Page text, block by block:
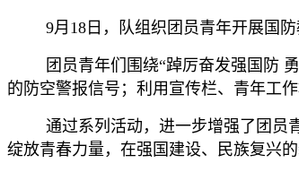
9月18日，队组织团员青年开展国防
团员青年们围绕“踔厉奋发强国防
的防空警报信号；利用宣传栏、青年工
通过系列活动，进一步增强了团员
绽放青春力量，在强国建设、民族复兴